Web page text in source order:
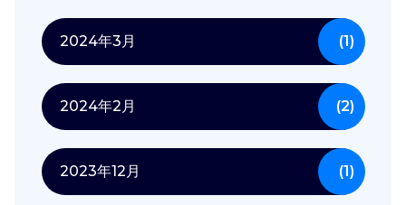
2024年3月 (1)
2024年2月 (2)
2023年12月 (1)